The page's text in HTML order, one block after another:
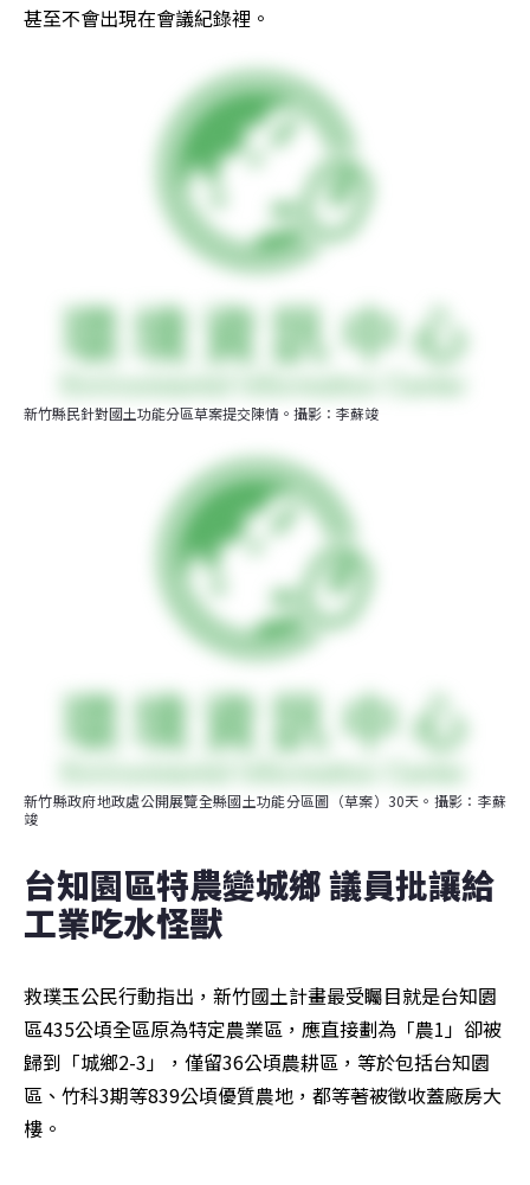
甚至不會出現在會議紀錄裡。
新竹縣民針對國土功能分區草案提交陳情。攝影：李蘇竣
新竹縣政府地政處公開展覽全縣國土功能分區圖（草案）30天。攝影：李蘇
竣
台知園區特農變城鄉 議員批讓給
工業吃水怪獸
救璞玉公民行動指出，新竹國土計畫最受矚目就是台知園
區435公頃全區原為特定農業區，應直接劃為「農1」卻被
歸到「城鄉2-3」，僅留36公頃農耕區，等於包括台知園
區、竹科3期等839公頃優質農地，都等著被徵收蓋廠房大
樓。